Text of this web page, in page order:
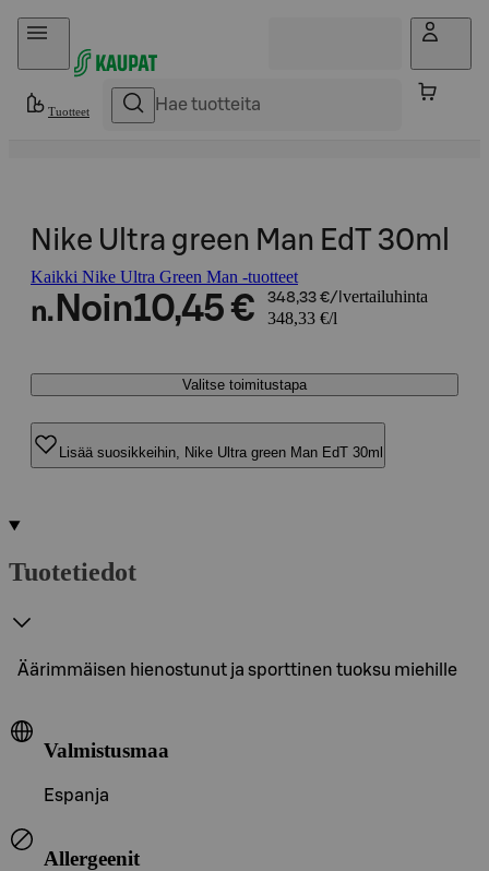
Hyppää sisältöön
Tuotteet
Nike Ultra green Man EdT 30ml
Kaikki Nike Ultra Green Man -tuotteet
n. Noin10,45 € 348,33 €/l vertailuhinta
348,33 €/l
Valitse toimitustapa
Lisää suosikkeihin, Nike Ultra green Man EdT 30ml
Tuotetiedot
Äärimmäisen hienostunut ja sporttinen tuoksu miehille
Valmistusmaa
Espanja
Allergeenit